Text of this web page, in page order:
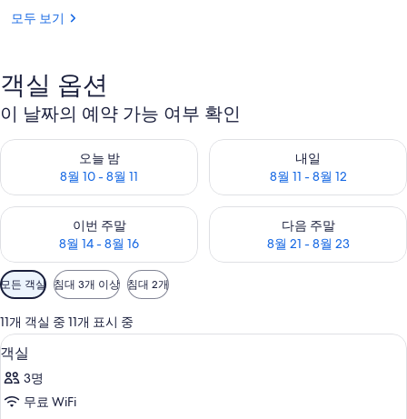
모두 보기
객실 옵션
이 날짜의 예약 가능 여부 확인
오늘 밤
8월 10 - 8월 11
오늘 밤 예약 가능 여부 확인, 8월 10 - 8월 11
내일
8월 11 - 8월 12
내일 예약 가능 여부 확인, 8월
이번 주말
8월 14 - 8월 16
이번 주말 예약 가능 여부 확인, 8월 14 - 8월 16
다음 주말
8월 21 - 8월 23
다음 주말 예약 가능 여부 확인
객
실
에
사
용
가
능
모든 객실 침대 3개 이상 침대 2개
11개 객실 중 11개 표시 중
객
실
사
1
객실
3명
무료 WiFi